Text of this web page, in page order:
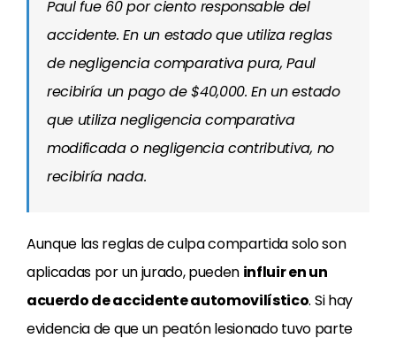
Paul fue 60 por ciento responsable del
accidente. En un estado que utiliza reglas
de negligencia comparativa pura, Paul
recibiría un pago de $40,000. En un estado
que utiliza negligencia comparativa
modificada o negligencia contributiva, no
recibiría nada.
Aunque las reglas de culpa compartida solo son
aplicadas por un jurado, pueden influir en un
acuerdo de accidente automovilístico. Si hay
evidencia de que un peatón lesionado tuvo parte